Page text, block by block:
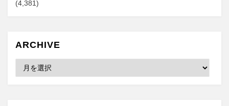
(4,381)
ARCHIVE
Archive